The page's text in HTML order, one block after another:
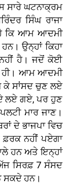
ਸਾਰੇ ਘਟਨਾਕ੍ਰਮ
ਸਿੰਘ ਰਾਜਾ
ਕਿ ਆਮ ਆਦਮੀ
ਉਨ੍ਹਾਂ ਕਿਹਾ
ਹੈ। ਜਦੋਂ ਕੋਈ
ਹੀ। ਆਮ ਆਦਮੀ
ਕੇ ਸਾਂਸਦ ਚੁਣ ਲਏ
ਲਏ ਗਏ, ਪਰ ਹੁਣ
ਮਾਰ ਜਾਣ।
ਦੇ ਭਾਜਪਾ ਵਿਚ
ਫ਼ਰਕ ਨਹੀਂ ਪਏਗਾ
ਹਨ ਅਤੇ ਇਨ੍ਹਾਂ
ਸਿਰਫ਼ 7 ਸੰਸਦ
ਸਕਦੇ ਹਨ।